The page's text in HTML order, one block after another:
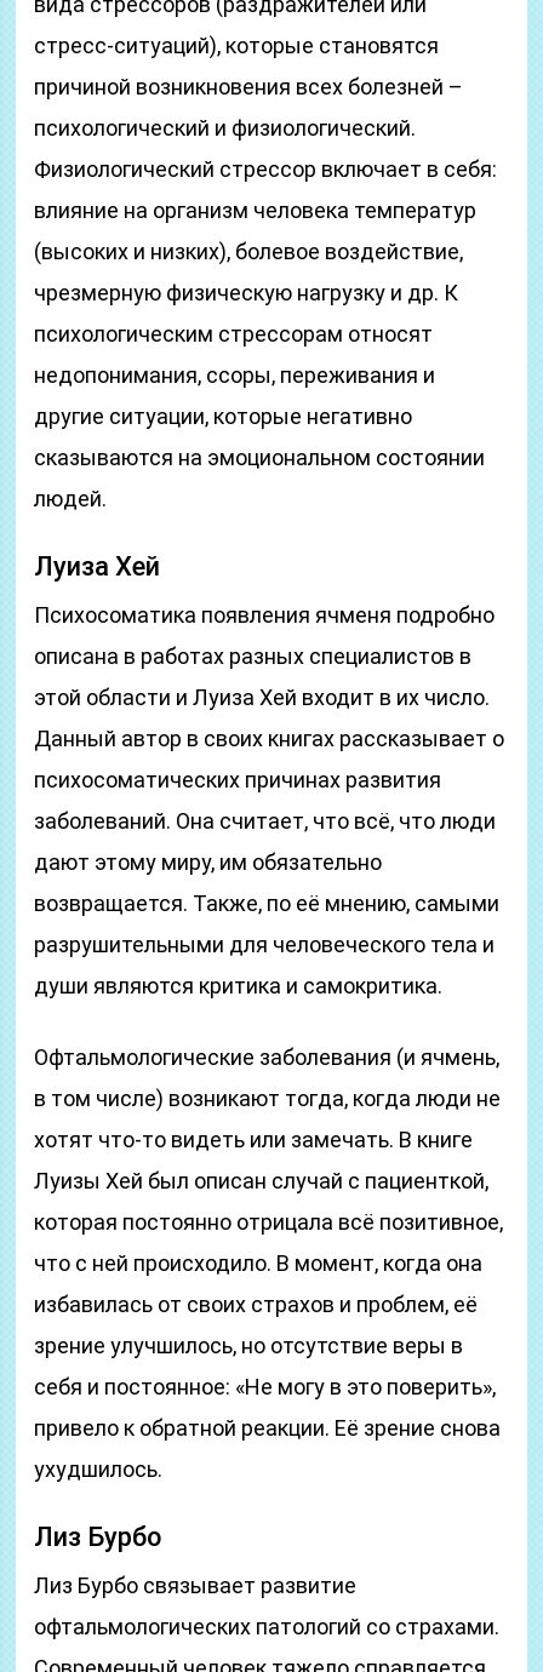
стресс-ситуаций), которые становятся
причиной возникновения всех болезней –
психологический и физиологический.
Физиологический стрессор включает в себя:
влияние на организм человека температур
(высоких и низких), болевое воздействие,
чрезмерную физическую нагрузку и др. К
психологическим стрессорам относят
недопонимания, ссоры, переживания и
другие ситуации, которые негативно
сказываются на эмоциональном состоянии
людей.
Луиза Хей
Психосоматика появления ячменя подробно
описана в работах разных специалистов в
этой области и Луиза Хей входит в их число.
Данный автор в своих книгах рассказывает о
психосоматических причинах развития
заболеваний. Она считает, что всё, что люди
дают этому миру, им обязательно
возвращается. Также, по её мнению, самыми
разрушительными для человеческого тела и
души являются критика и самокритика.
Офтальмологические заболевания (и ячмень,
в том числе) возникают тогда, когда люди не
хотят что-то видеть или замечать. В книге
Луизы Хей был описан случай с пациенткой,
которая постоянно отрицала всё позитивное,
что с ней происходило. В момент, когда она
избавилась от своих страхов и проблем, её
зрение улучшилось, но отсутствие веры в
себя и постоянное: «Не могу в это поверить»,
привело к обратной реакции. Её зрение снова
ухудшилось.
Лиз Бурбо
Лиз Бурбо связывает развитие
офтальмологических патологий со страхами.